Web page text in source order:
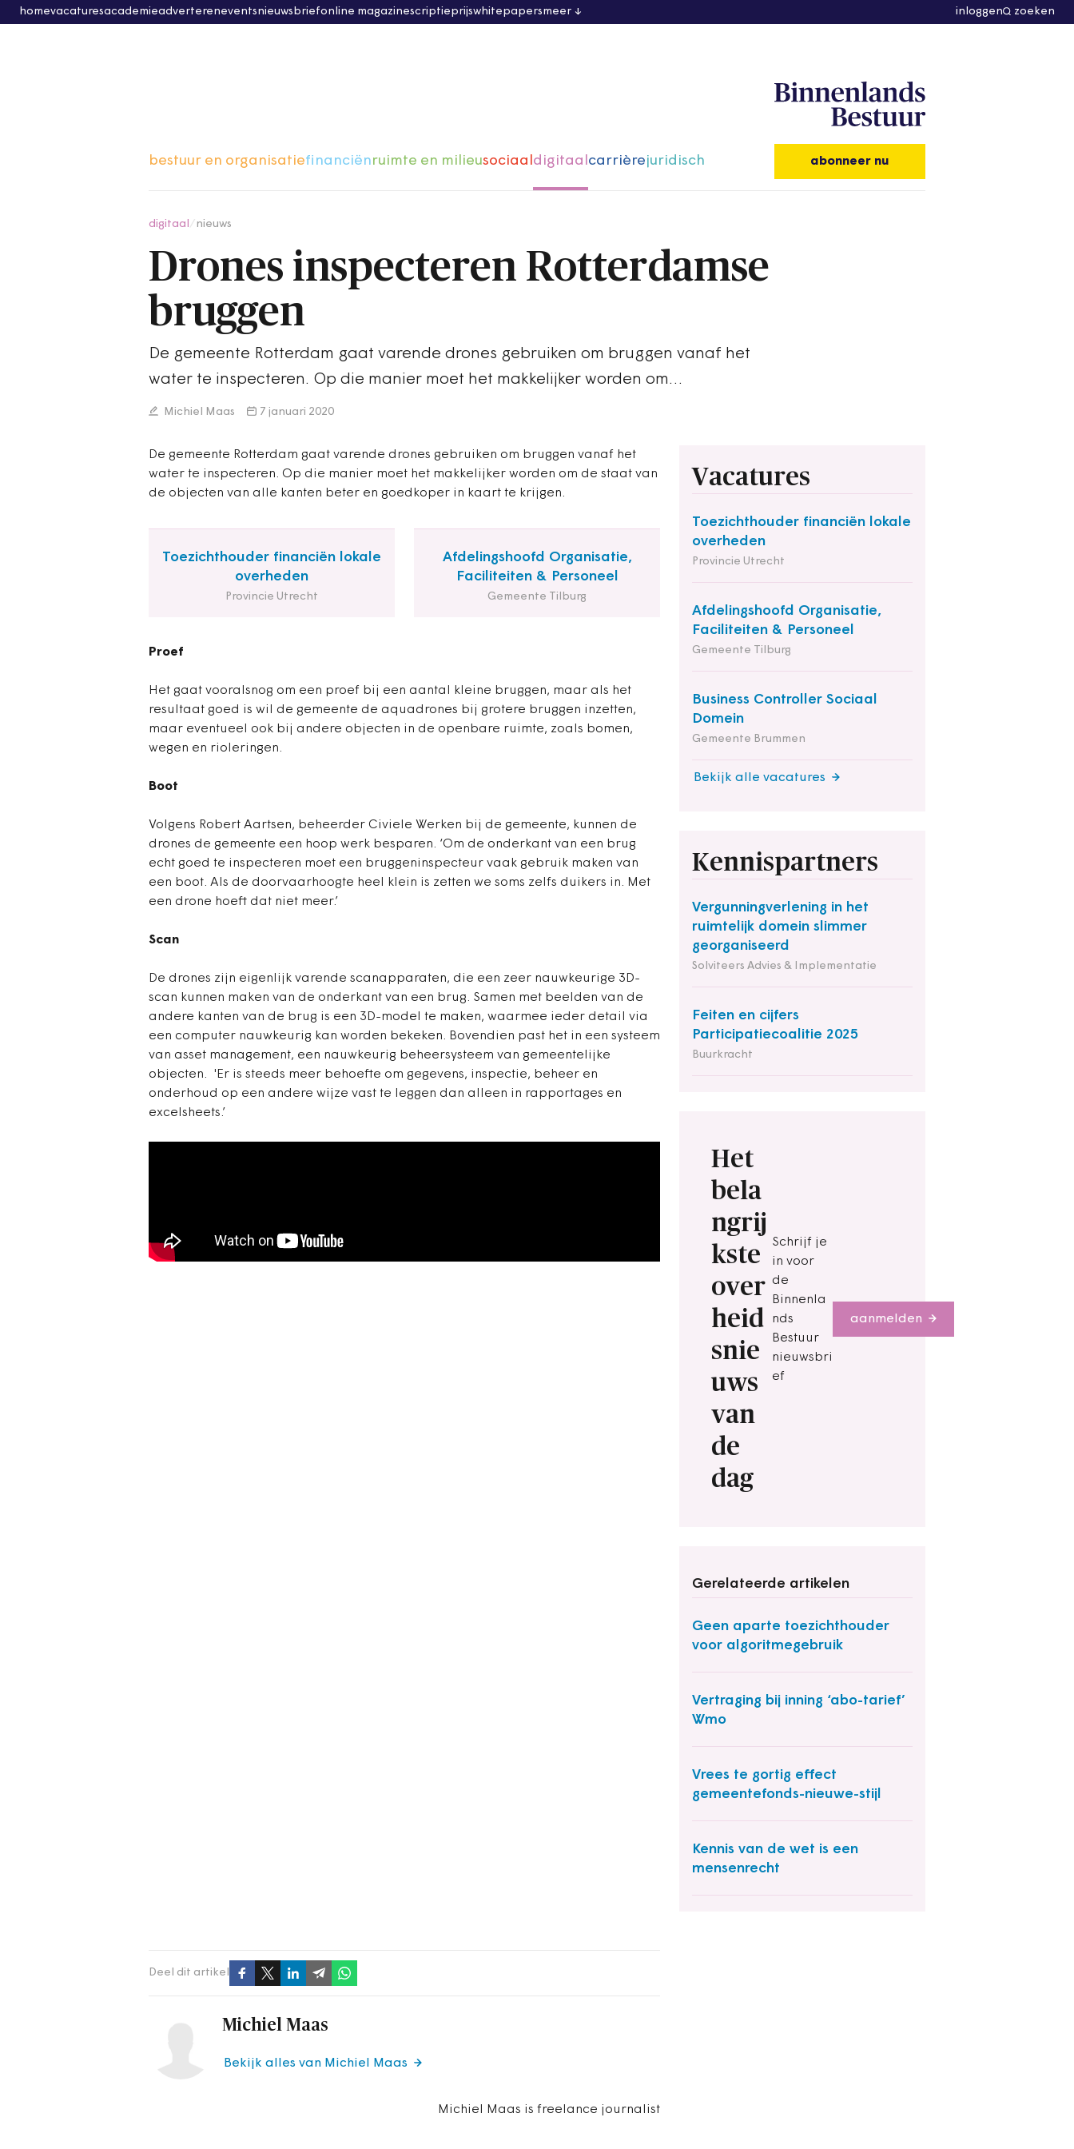
homevacaturesacademieadvertereneventsnieuwsbriefonline magazinescriptieprijswhitepapersmeer inloggen zoeken
bestuur en organisatiefinanciënruimte en milieusociaaldigitaalcarrièrejuridisch abonneer nu
digitaal nieuws
Drones inspecteren Rotterdamse
bruggen
De gemeente Rotterdam gaat varende drones gebruiken om bruggen vanaf het
water te inspecteren. Op die manier moet het makkelijker worden om…
Michiel Maas 7 januari 2020
De gemeente Rotterdam gaat varende drones gebruiken om bruggen vanaf het
water te inspecteren. Op die manier moet het makkelijker worden om de staat van
de objecten van alle kanten beter en goedkoper in kaart te krijgen.
Toezichthouder financiën lokale
overheden
Provincie Utrecht
Afdelingshoofd Organisatie,
Faciliteiten & Personeel
Gemeente Tilburg
Proef
Vacatures
Toezichthouder financiën lokale
overheden
Provincie Utrecht
Afdelingshoofd Organisatie,
Faciliteiten & Personeel
Gemeente Tilburg
Business Controller Sociaal
Domein
Gemeente Brummen
Bekijk alle vacatures
Kennispartners
Vergunningverlening in het
ruimtelijk domein slimmer
georganiseerd
Solviteers Advies & Implementatie
Feiten en cijfers
Participatiecoalitie 2025
Buurkracht
Het
bela
ngrij
kste
over
heid
snie
uws
van
de
dag
Schrijf je
in voor
de
Binnenla
nds
Bestuur
nieuwsbri
ef
aanmelden
Gerelateerde artikelen
Geen aparte toezichthouder
voor algoritmegebruik
Vertraging bij inning ‘abo-tarief’
Wmo
Vrees te gortig effect
gemeentefonds-nieuwe-stijl
Kennis van de wet is een
mensenrecht
Het gaat vooralsnog om een proef bij een aantal kleine bruggen, maar als het
resultaat goed is wil de gemeente de aquadrones bij grotere bruggen inzetten,
maar eventueel ook bij andere objecten in de openbare ruimte, zoals bomen,
wegen en rioleringen.
Boot
Volgens Robert Aartsen, beheerder Civiele Werken bij de gemeente, kunnen de
drones de gemeente een hoop werk besparen. ‘Om de onderkant van een brug
echt goed te inspecteren moet een bruggeninspecteur vaak gebruik maken van
een boot. Als de doorvaarhoogte heel klein is zetten we soms zelfs duikers in. Met
een drone hoeft dat niet meer.’
Scan
De drones zijn eigenlijk varende scanapparaten, die een zeer nauwkeurige 3D-
scan kunnen maken van de onderkant van een brug. Samen met beelden van de
andere kanten van de brug is een 3D-model te maken, waarmee ieder detail via
een computer nauwkeurig kan worden bekeken. Bovendien past het in een systeem
van asset management, een nauwkeurig beheersysteem van gemeentelijke
objecten. 'Er is steeds meer behoefte om gegevens, inspectie, beheer en
onderhoud op een andere wijze vast te leggen dan alleen in rapportages en
excelsheets.’
Deel dit artikel
Michiel Maas
Michiel Maas is freelance journalist
Bekijk alles van Michiel Maas